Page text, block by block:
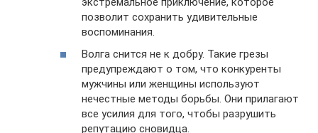
позволит сохранить удивительные
воспоминания.
Волга снится не к добру. Такие грезы
предупреждают о том, что конкуренты
мужчины или женщины используют
нечестные методы борьбы. Они прилагают
все усилия для того, чтобы разрушить
репутацию сновидца.